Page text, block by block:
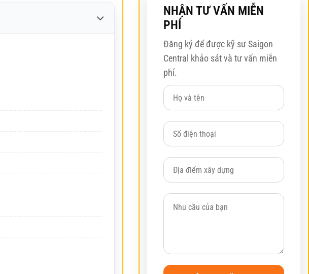
NHẬN TƯ VẤN MIỄN
PHÍ
Đăng ký để được kỹ sư Saigon
Central khảo sát và tư vấn miễn
phí.